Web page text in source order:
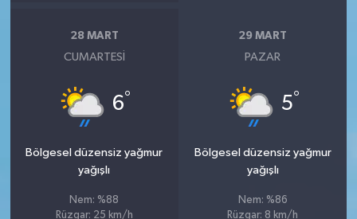
28 MART
CUMARTESI
6°
Bölgesel düzensiz yağmur
yağışlı
Nem: %88
Rüzgar: 25 km/h
29 MART
PAZAR
5°
Bölgesel düzensiz yağmur
yağışlı
Nem: %86
Rüzgar: 8 km/h